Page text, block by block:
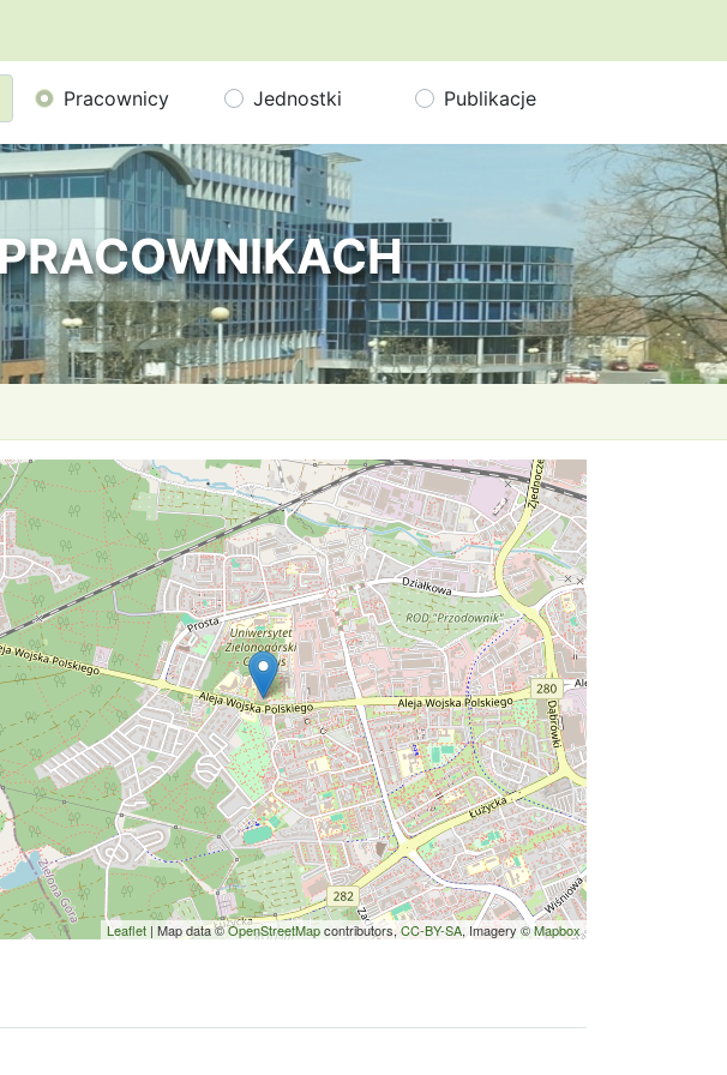
Pracownicy Jednostki Publikacje
Leaflet | Map data ©OpenStreetMapcontributors,CC-BY-SA, Imagery ©Mapbox